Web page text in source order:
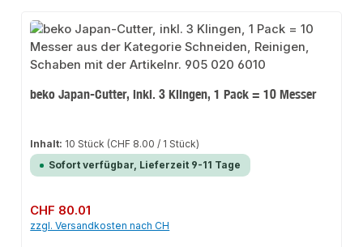
beko Japan-Cutter, inkl. 3 Klingen, 1 Pack = 10 Messer
Inhalt: 10 Stück (CHF 8.00 / 1 Stück)
Sofort verfügbar, Lieferzeit 9-11 Tage
Regulärer Preis:
CHF 80.01
zzgl. Versandkosten nach CH